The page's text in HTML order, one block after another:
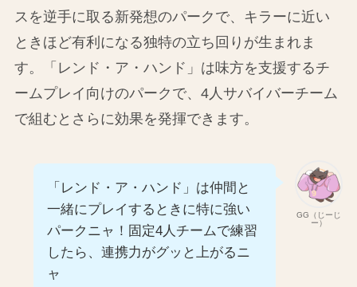
スを逆手に取る新発想のパークで、キラーに近い
ときほど有利になる独特の立ち回りが生まれま
す。「レンド・ア・ハンド」は味方を支援するチ
ームプレイ向けのパークで、4人サバイバーチーム
で組むとさらに効果を発揮できます。
GG（じーじ
ー）
「レンド・ア・ハンド」は仲間と
一緒にプレイするときに特に強い
パークニャ！固定4人チームで練習
したら、連携力がグッと上がるニ
ャ